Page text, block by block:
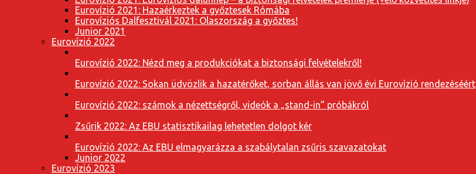
Eurovízió 2021: Hazaérkeztek a győztesek Rómába
Eurovíziós Dalfesztivál 2021: Olaszország a győztes!
Junior 2021
Eurovízió 2022
Eurovízió 2022: Nézd meg a produkciókat a biztonsági felvételekről!
Eurovízió 2022: Sokan üdvözlik a hazatérőket, sorban állás van jövő évi Eurovízió rendezéséért
Eurovízió 2022: számok a nézettségről, videók a „stand-in” próbákról
Zsűrik 2022: Az EBU statisztikailag lehetetlen dolgot kér
Eurovízió 2022: Az EBU elmagyarázza a szabálytalan zsűris szavazatokat
Junior 2022
Eurovízió 2023